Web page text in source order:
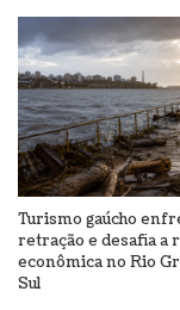
Turismo gaúcho
retração e desafia a
econômica no Rio
Sul